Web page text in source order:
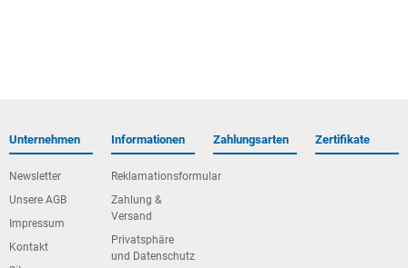
Unternehmen
Newsletter
Unsere AGB
Impressum
Kontakt
Informationen
Reklamationsformular
Zahlung &
Versand
Privatsphäre
und Datenschutz
Zahlungsarten Zertifikate